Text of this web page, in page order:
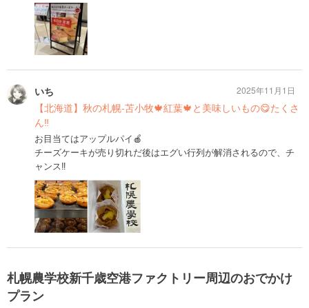
いち
【北海道】秋の札幌-苫小牧🍁紅葉🍁と美味しいもの😋たくさ
ん‼️
お目当てはアップルパイ🍎
チーズケーキが売り切れだ後はエグい行列が解消されるので、チ
ャンス‼️
2025年11月1日
札幌農学校新千歳空港ファクトリー周辺のおでかけ
プラン